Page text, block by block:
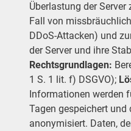
Überlastung der
Fall von
DDoS-Attacken) und
der Server und ihre
Rechtsgrundlagen:
1 S. 1 lit. f) DSGVO);
Informationen werden
Tagen gespeichert
anonymisiert. Daten,